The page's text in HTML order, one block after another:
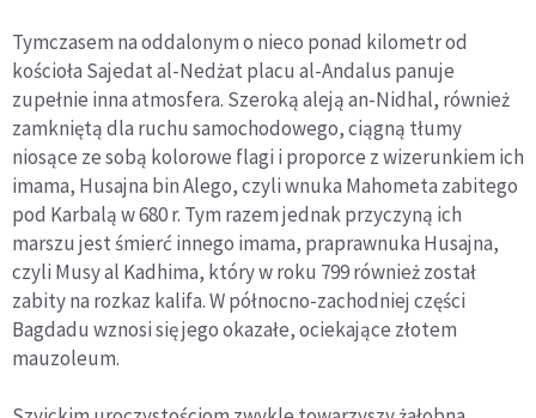
Tymczasem na oddalonym o nieco ponad kilometr od
kościoła Sajedat al-Nedżat placu al-Andalus panuje
zupełnie inna atmosfera. Szeroką aleją an-Nidhal, również
zamkniętą dla ruchu samochodowego, ciągną tłumy
niosące ze sobą kolorowe flagi i proporce z wizerunkiem ich
imama, Husajna bin Alego, czyli wnuka Mahometa zabitego
pod Karbalą w 680 r. Tym razem jednak przyczyną ich
marszu jest śmierć innego imama, praprawnuka Husajna,
czyli Musy al Kadhima, który w roku 799 również został
zabity na rozkaz kalifa. W północno-zachodniej części
Bagdadu wznosi się jego okazałe, ociekające złotem
mauzoleum.